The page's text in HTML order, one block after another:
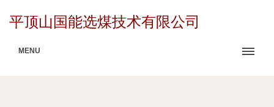
平顶山国能选煤技术有限公司
MENU